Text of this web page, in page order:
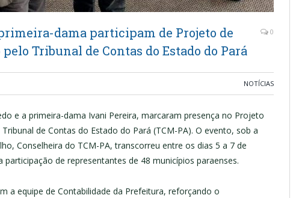
dama participam de Projeto de
Tribunal de Contas do Estado do Pará
0
NOTÍCIAS
e a primeira-dama Ivani Pereira, marcaram presença no Projeto
de Contas do Estado do Pará (TCM-PA). O evento, sob a
Conselheira do TCM-PA, transcorreu entre os dias 5 a 7 de
de representantes de 48 municípios paraenses.
a equipe de Contabilidade da Prefeitura, reforçando o